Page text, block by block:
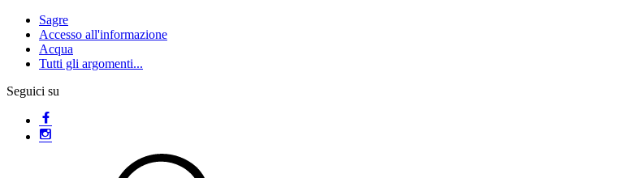
Sagre
Accesso all'informazione
Acqua
Tutti gli argomenti...
Seguici su